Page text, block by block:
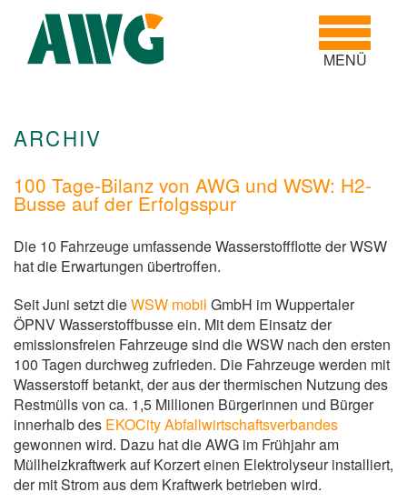
Toggle
MENÜ
ARCHIV
100 Tage-Bilanz von AWG und WSW: H2-
Busse auf der Erfolgsspur
Die 10 Fahrzeuge umfassende Wasserstoffflotte der WSW
hat die Erwartungen übertroffen.
Seit Juni setzt dieWSW mobil GmbH im Wuppertaler
ÖPNV Wasserstoffbusse ein. Mit dem Einsatz der
emissionsfreien Fahrzeuge sind die WSW nach den ersten
100 Tagen durchweg zufrieden. Die Fahrzeuge werden mit
Wasserstoff betankt, der aus der thermischen Nutzung des
Restmülls von ca. 1,5 Millionen Bürgerinnen und Bürger
innerhalb des EKOCity Abfallwirtschaftsverbandes
gewonnen wird. Dazu hat die AWG im Frühjahr am
Müllheizkraftwerk auf Korzert einen Elektrolyseur installiert,
der mit Strom aus dem Kraftwerk betrieben wird.